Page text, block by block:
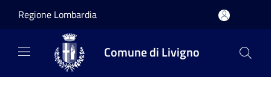
Regione Lombardia
Comune di Livigno